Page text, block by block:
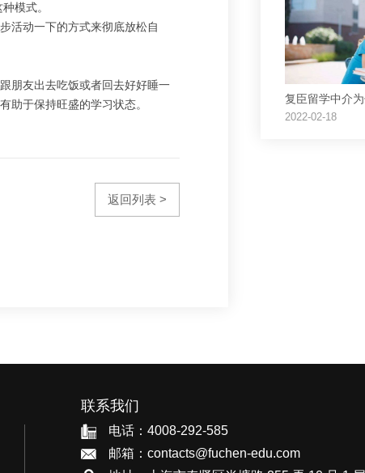
模式。
活动一下的方式来彻底放松自
朋友出去吃饭或者回去好好睡一
于保持旺盛的学习状态。
返回列表 >
2022-02-18
联系我们
电话：4008-292-585
邮箱：contacts@fuchen-edu.com